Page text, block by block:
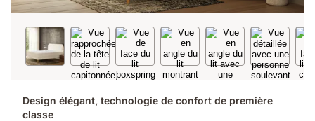
Design élégant, technologie de confort de première
classe